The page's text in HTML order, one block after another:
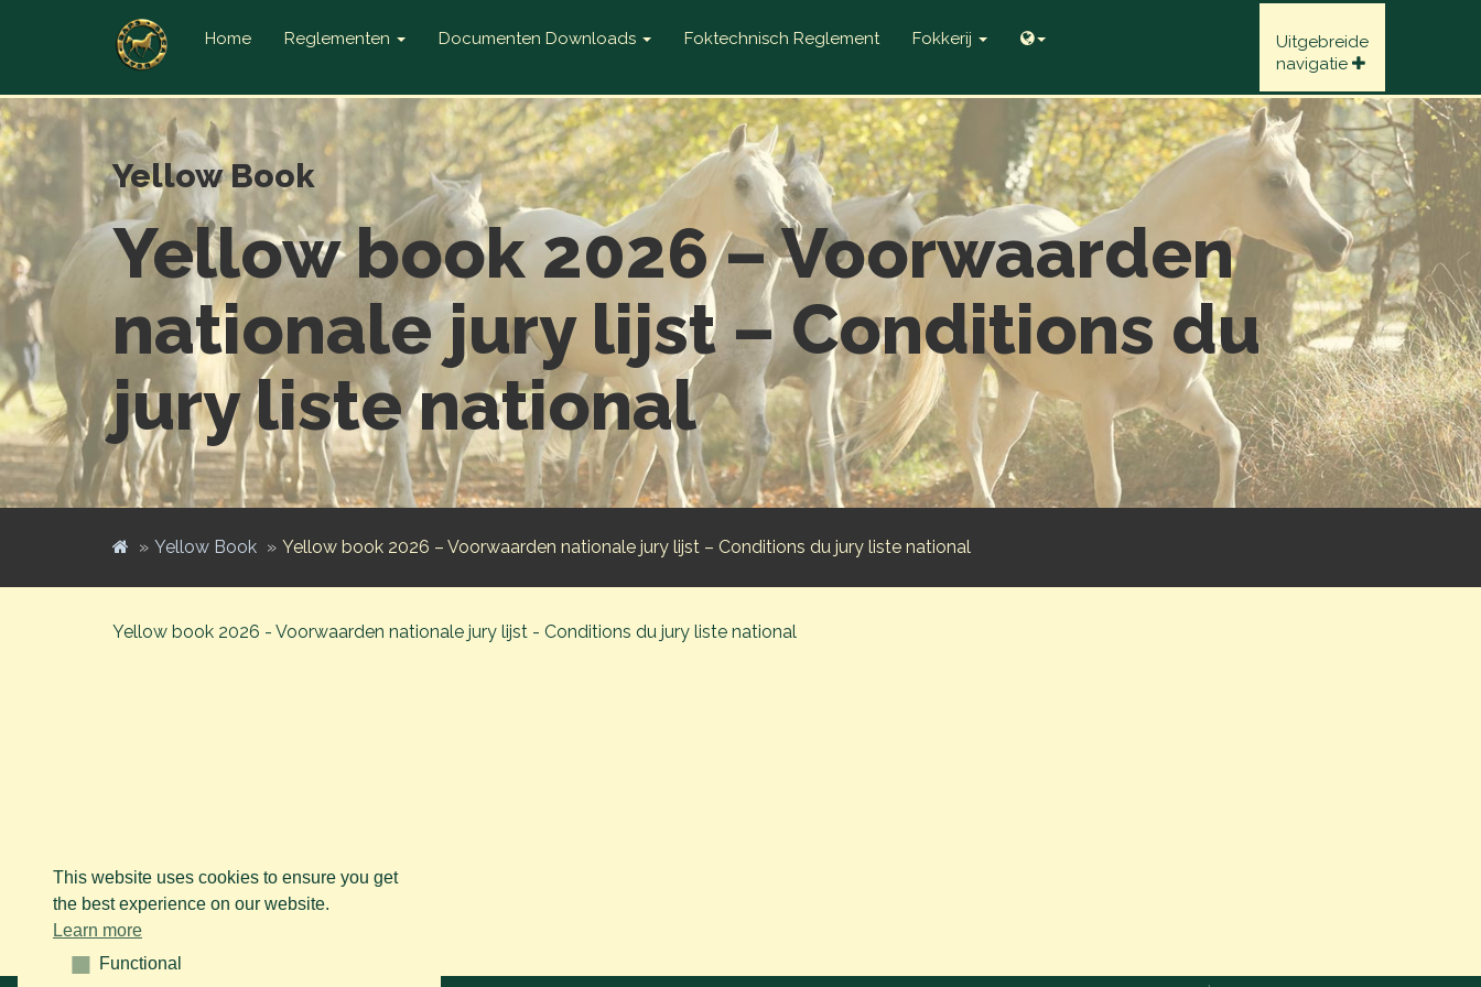
Home Reglementen Documenten Downloads Foktechnisch Reglement Fokkerij
Uitgebreide
navigatie
Yellow Book
Yellow book 2026 – Voorwaarden
nationale jury lijst – Conditions du
jury liste national
Yellow Book Yellow book 2026 – Voorwaarden nationale jury lijst – Conditions du jury liste national
Yellow book 2026 - Voorwaarden nationale jury lijst - Conditions du jury liste national
This website uses cookies to ensure you get
the best experience on our website.
Learn more
Functional
Functional